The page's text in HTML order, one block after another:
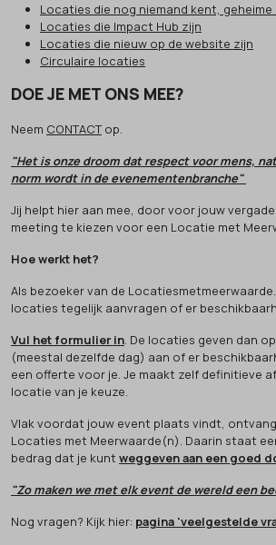
Locaties die nog niemand kent,
Locaties die Impact Hub zijn
Locaties die nieuw op de website zijn
Circulaire locaties
DOE JE MET ONS MEE?
Neem CONTACTop.
"Het is onze droom dat respect voor mens,
norm wordt in de evenementenbranche"
Jij helpt hier aan mee, door voor jouw
meeting te kiezen voor een Locatie met
Hoe werkt het?
Als bezoeker van de
locaties tegelijk aanvragen of er
Vul het formulier in. De locaties geven dan
(meestal dezelfde dag) aan of er
een offerte voor je. Je maakt zelf definitieve
locatie van je keuze.
Vlak voordat jouw event plaats vindt, ontvang
Locaties met Meerwaarde(n). Daarin staat
bedrag dat je kunt weggeven aan een goed
"Zo maken we met elk event de wereld een
Nog vragen? Kijk hier: pagina 'veelgestelde